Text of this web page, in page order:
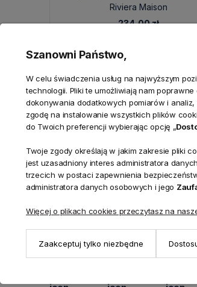
Riviera Maison
234,00 zł
KONTAKT
Realizacja zamówień
Doradztwo produktowe
+ 48 531 771 366
Biuro
Reklamacje | Zwroty
sklep@decoratore.pl
Szanowni Państwo,
W celu świadczenia usług na najwyższym
technologii. Pliki te umożliwiają nam
dokonywania dodatkowych pomiarów i
zgodę na instalowanie wszystkich plików
do Twoich preferencji wybierając opcję „
Twoje zgody określają w jakim zakresie pliki
jest uzasadniony interes administratora
trzecich w postaci zapewnienia
administratora danych osobowych i jego
Więcej o plikach cookies przeczytasz na
Zaakceptuj tylko niezbędne